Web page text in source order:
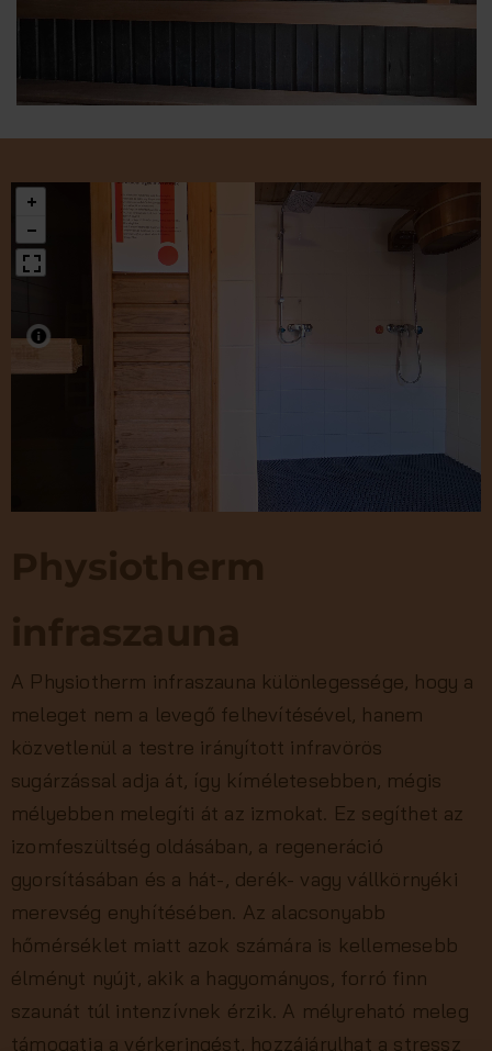
A Physiotherm infraszauna különlegessége, hogy a
meleget nem a levegő felhevítésével, hanem
közvetlenül a testre irányított infravörös
sugárzással adja át, így kíméletesebben, mégis
mélyebben melegíti át az izmokat. Ez segíthet az
izomfeszültség oldásában, a regeneráció
gyorsításában és a hát-, derék- vagy vállkörnyéki
merevség enyhítésében. Az alacsonyabb
hőmérséklet miatt azok számára is kellemesebb
élményt nyújt, akik a hagyományos, forró finn
szaunát túl intenzívnek érzik. A mélyreható meleg
támogatja a vérkeringést, hozzájárulhat a stressz